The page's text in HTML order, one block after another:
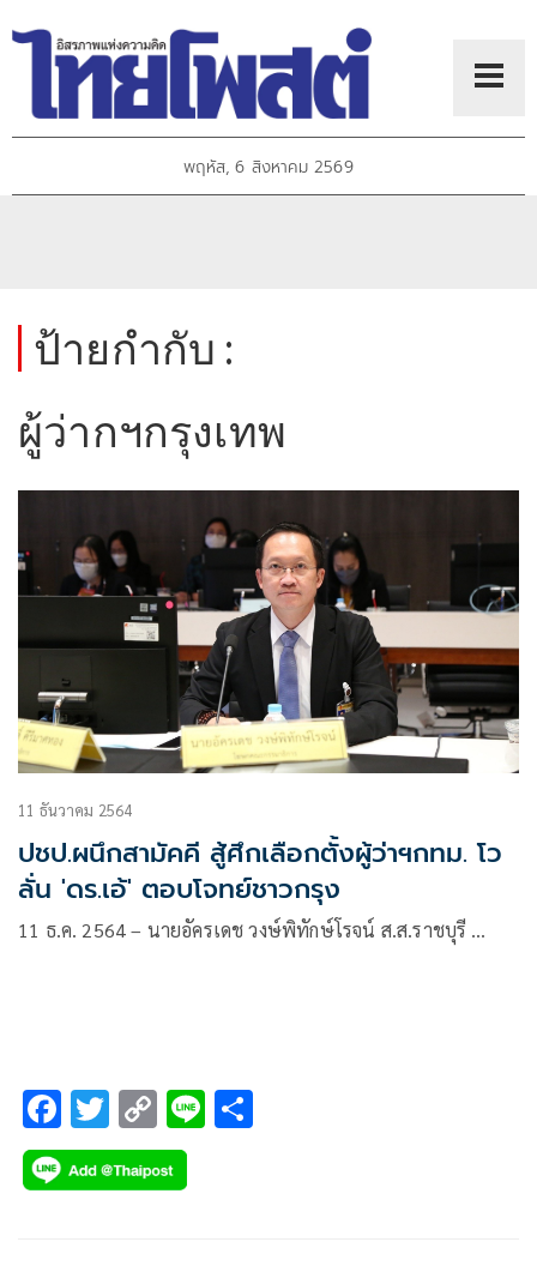
พฤหัส, 6 สิงหาคม 2569
ป้ายกำกับ :
ผู้ว่ากฯกรุงเทพ
11 ธันวาคม 2564
ปชป.ผนึกสามัคคี สู้ศึกเลือกตั้งผู้ว่าฯกทม. โว
ลั่น 'ดร.เอ้' ตอบโจทย์ชาวกรุง
11 ธ.ค. 2564 – นายอัครเดช วงษ์พิทักษ์โรจน์ ส.ส.ราชบุรี …
F
ac
e
T
wi
tt
C
o
p
Li